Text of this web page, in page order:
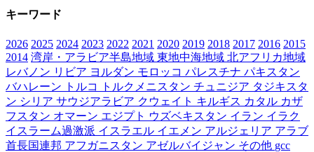
キーワード
2026 2025 2024 2023 2022 2021 2020 2019 2018 2017 2016 2015
2014 湾岸・アラビア半島地域 東地中海地域 北アフリカ地域
レバノン リビア ヨルダン モロッコ パレスチナ パキスタン
バハレーン
トルコ トルクメニスタン チュニジア タジキスタ
ン シリア サウジアラビア クウェイト キルギス カタル カザ
フスタン オマーン エジプト ウズベキスタン イラン イラク
イスラーム過激派 イスラエル イエメン アルジェリア アラブ
首長国連邦 アフガニスタン アゼルバイジャン その他 gcc